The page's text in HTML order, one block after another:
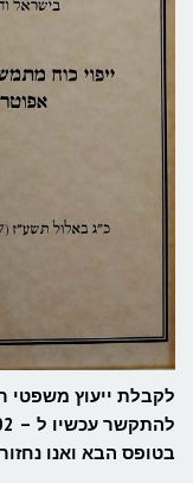
לקבלת ייעוץ משפטי
בטופס הבא ואנו